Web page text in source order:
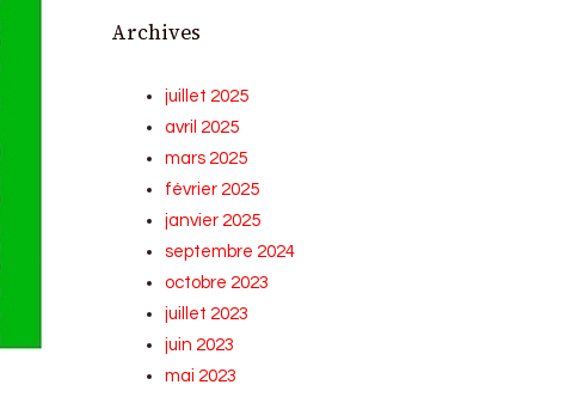
Archives
juillet 2025
avril 2025
mars 2025
février 2025
janvier 2025
septembre 2024
octobre 2023
juillet 2023
juin 2023
mai 2023